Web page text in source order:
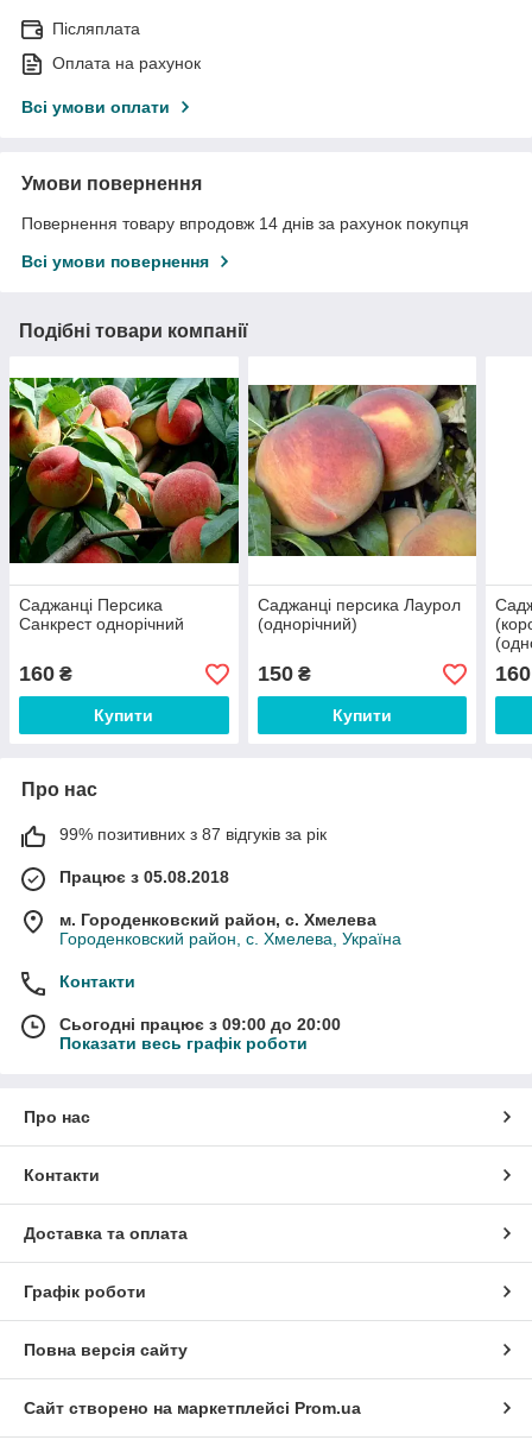
Післяплата
Оплата на рахунок
Всі умови оплати
Умови повернення
Повернення товару впродовж 14 днів за рахунок покупця
Всі умови повернення
Подібні товари компанії
Саджанці Персика
Санкрест однорічний
160 ₴
Купити
Саджанці персика Лаурол
(однорічний)
150₴
Купити
160
Про нас
99% позитивних з 87 відгуків за рік
Працює з 05.08.2018
м. Городенковский район, с. Хмелева
Городенковский район, с. Хмелева, Україна
Контакти
Сьогодні працює з 09:00 до 20:00
Показати весь графік роботи
Про нас
Контакти
Доставка та оплата
Графік роботи
Повна версія сайту
Сайт створено на маркетплейсі Prom.ua